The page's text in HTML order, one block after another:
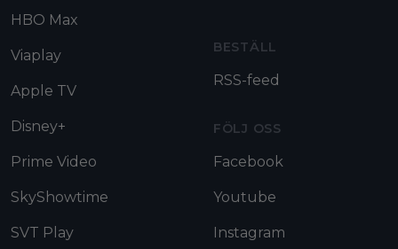
HBO Max
Viaplay
Apple TV
Disney+
Prime Video
SkyShowtime
SVT Play
BESTÄLL
RSS-feed
FÖLJ OSS
Facebook
Youtube
Instagram